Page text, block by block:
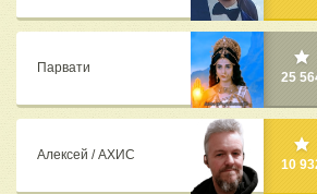
Парвати
25
Алексей / АХИС
10